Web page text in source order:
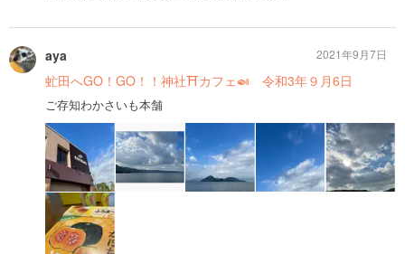
aya
虻田へGO！GO！！神社⛩カフェ🍛 令和3年９月6日
ご存知わかさいも本舗
2021年9月7日